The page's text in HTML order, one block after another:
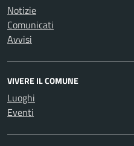
Notizie
Comunicati
Avvisi
VIVERE IL COMUNE
Luoghi
Eventi